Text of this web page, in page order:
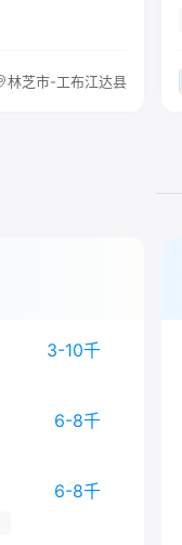
林芝市-工布江达县
3-10千
6-8千
6-8千